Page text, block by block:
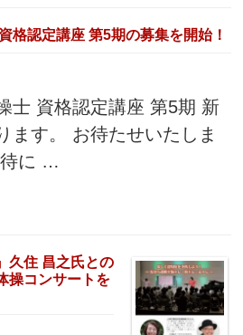
格認定講座 第5期の募集を開始！
士 資格認定講座 第5期 新
ます。 お待たせいたしま
待に …
久住 昌之氏との
操コンサートを